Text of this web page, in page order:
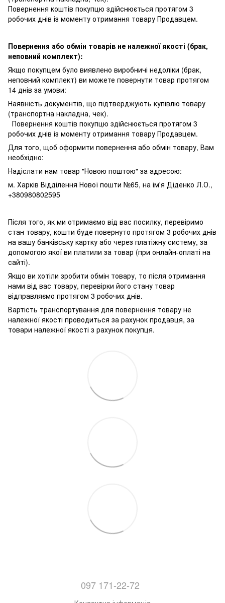
Повернення коштів покупцю здійснюється протягом 3
робочих днів із моменту отримання товару Продавцем.
Повернення або обмін товарів не належної якості (брак,
неповний комплект):
Якщо покупцем було виявлено виробничі недоліки (брак,
неповний комплект) ви можете повернути товар протягом
14 днів за умови:
Наявність документів, що підтверджують купівлю товару
(транспортна накладна, чек).
Повернення коштів покупцю здійснюється протягом 3
робочих днів із моменту отримання товару Продавцем.
Для того, щоб оформити повернення або обмін товару, Вам
необхідно:
Надіслати нам товар "Новою поштою" за адресою:
м. Харків Відділення Нової пошти №65, на ім'я Діденко Л.О.,
+380980802595
Після того, як ми отримаємо від вас посилку, перевіримо
стан товару, кошти буде повернуто протягом 3 робочих днів
на вашу банківську картку або через платіжну систему, за
допомогою якої ви платили за товар (при онлайн-оплаті на
сайті).
Якщо ви хотіли зробити обмін товару, то після отримання
нами від вас товару, перевірки його стану товар
відправляємо протягом 3 робочих днів.
Вартість транспортування для повернення товару не
належної якості проводиться за рахунок продавця, за
товари належної якості з рахунок покупця.
097 171-22-72